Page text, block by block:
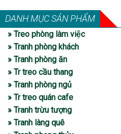
DANH MỤC SẢN PHẨM
» Treo phòng làm việc
» Tranh phòng khách
» Tranh phòng ăn
» Tr treo cầu thang
» Tranh phòng ngủ
» Tr treo quán cafe
» Tranh trừu tượng
» Tranh làng quê